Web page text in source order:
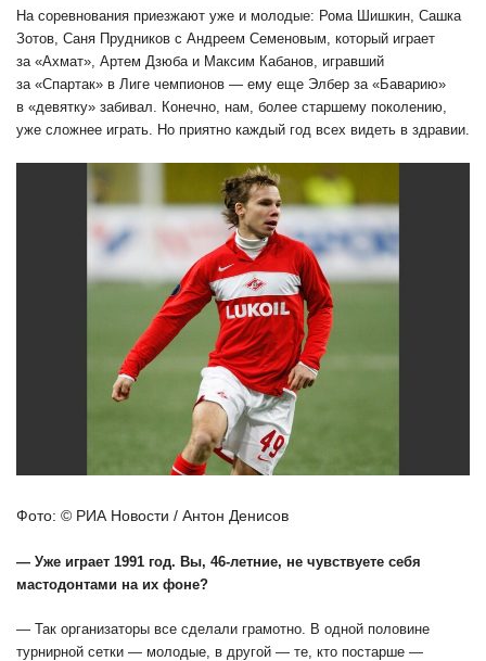
На соревнования приезжают уже и молодые: Рома Шишкин, Сашка
Зотов, Саня Прудников с Андреем Семеновым, который играет
за «Ахмат», Артем Дзюба и Максим Кабанов, игравший
за «Спартак» в Лиге чемпионов — ему еще Элбер за «Баварию»
в «девятку» забивал. Конечно, нам, более старшему поколению,
уже сложнее играть. Но приятно каждый год всех видеть в здравии.
Фото: © РИА Новости / Антон Денисов
— Уже играет 1991 год. Вы, 46-летние, не чувствуете себя
мастодонтами на их фоне?
— Так организаторы все сделали грамотно. В одной половине
турнирной сетки — молодые, в другой — те, кто постарше —